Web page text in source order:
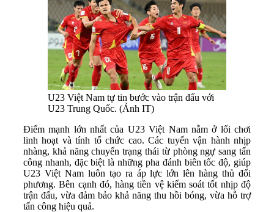
U23 Việt Nam tự tin bước vào trận đấu với
U23 Trung Quốc. (Ảnh IT)
Điểm mạnh lớn nhất của U23 Việt Nam nằm ở lối chơi
linh hoạt và tính tổ chức cao. Các tuyến vận hành nhịp
nhàng, khả năng chuyển trạng thái từ phòng ngự sang tấn
công nhanh, đặc biệt là những pha đánh biên tốc độ, giúp
U23 Việt Nam luôn tạo ra áp lực lớn lên hàng thủ đối
phương. Bên cạnh đó, hàng tiền vệ kiểm soát tốt nhịp độ
trận đấu, vừa đảm bảo khả năng thu hồi bóng, vừa hỗ trợ
tấn công hiệu quả.